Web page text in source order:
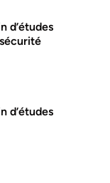
d’études
d’études